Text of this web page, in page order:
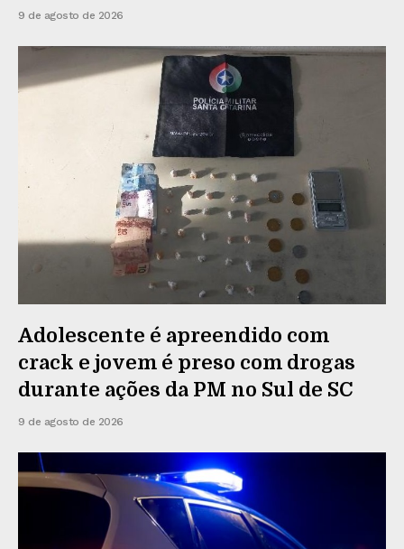
9 de agosto de 2026
Adolescente é apreendido com
crack e jovem é preso com drogas
durante ações da PM no Sul de SC
9 de agosto de 2026